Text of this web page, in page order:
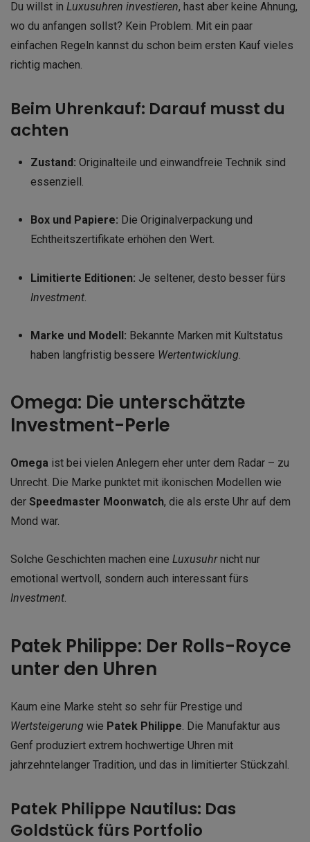
Du willst in Luxusuhren investieren, hast aber keine Ahnung,
wo du anfangen sollst? Kein Problem. Mit ein paar
einfachen Regeln kannst du schon beim ersten Kauf vieles
richtig machen.
Beim Uhrenkauf: Darauf musst du
achten
Zustand: Originalteile und einwandfreie Technik sind
essenziell.
Box und Papiere: Die Originalverpackung und
Echtheitszertifikate erhöhen den Wert.
Limitierte Editionen: Je seltener, desto besser fürs
Investment.
Marke und Modell: Bekannte Marken mit Kultstatus
haben langfristig bessere Wertentwicklung.
Omega: Die unterschätzte
Investment-Perle
Omega ist bei vielen Anlegern eher unter dem Radar – zu
Unrecht. Die Marke punktet mit ikonischen Modellen wie
der Speedmaster Moonwatch, die als erste Uhr auf dem
Mond war.
Solche Geschichten machen eine Luxusuhrnicht nur
emotional wertvoll, sondern auch interessant fürs
Investment.
Patek Philippe: Der Rolls-Royce
unter den Uhren
Kaum eine Marke steht so sehr für Prestige und
Wertsteigerung wie Patek Philippe . Die Manufaktur aus
Genf produziert extrem hochwertige Uhren mit
jahrzehntelanger Tradition, und das in limitierter Stückzahl.
Patek Philippe Nautilus: Das
Goldstück fürs Portfolio